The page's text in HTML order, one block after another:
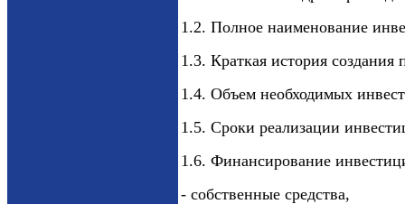
1.2. Полное наименование
1.3. Краткая история создания
1.4. Объем необходимых
1.5. Сроки реализации
1.6. Финансирование
- собственные средства,